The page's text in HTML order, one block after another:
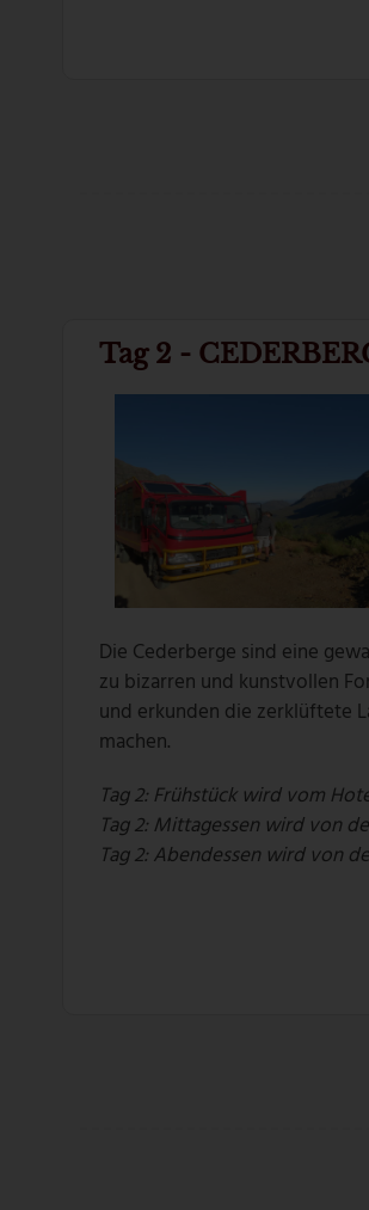
Tag 2 -
Die Cederberge sind eine
zu bizarren und kunstvollen
und erkunden die zerklüftete
machen.
Tag 2: Frühstück wird vom
Tag 2: Mittagessen wird von
Tag 2: Abendessen wird von